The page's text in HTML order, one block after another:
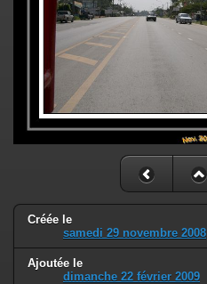
Créée le
samedi 29 novembre 2008
Ajoutée le
dimanche 22 février 2009